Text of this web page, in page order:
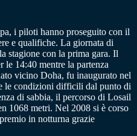
i piloti hanno proseguito con il
e qualifiche. La giornata di
stagione con la prima gara. Il
14:40 mentre la partenza
vicino Doha, fu inaugurato nel
le condizioni difficili dal punto di
di sabbia, il percorso di Losail
1068 metri. Nel 2008 si è corso
in notturna grazie